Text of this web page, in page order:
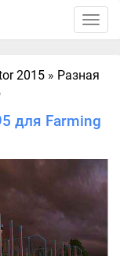
Toggle
2015 » Разная
для Farming